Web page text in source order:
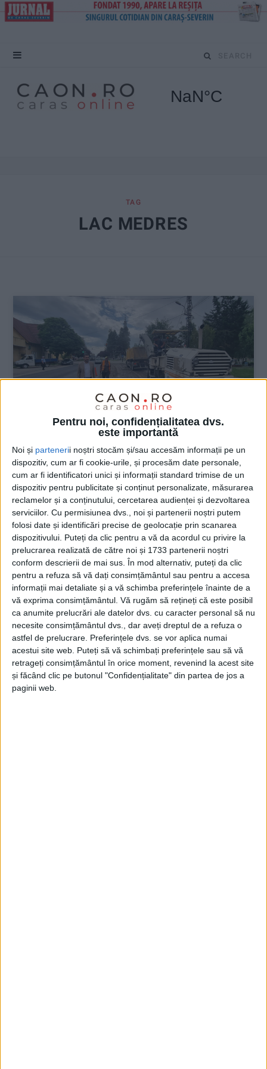
Pentru noi, confidențialitatea dvs.
este importantă
Noi și partenerii noștri stocăm și/sau accesăm informații pe un
dispozitiv, cum ar fi cookie-urile, și procesăm date personale,
cum ar fi identificatori unici și informații standard trimise de un
dispozitiv pentru publicitate și conținut personalizate, măsurarea
reclamelor și a conținutului, cercetarea audienței și dezvoltarea
serviciilor. Cu permisiunea dvs., noi și partenerii noștri putem
folosi date și identificări precise de geolocație prin scanarea
dispozitivului. Puteți da clic pentru a vă da acordul cu privire la
prelucrarea realizată de către noi și 1733 partenerii noștri
conform descrierii de mai sus. În mod alternativ, puteți da clic
pentru a refuza să vă dați consimțământul sau pentru a accesa
informații mai detaliate și a vă schimba preferințele înainte de a
vă exprima consimțământul. Vă rugăm să rețineți că este posibil
ca anumite prelucrări ale datelor dvs. cu caracter personal să nu
necesite consimțământul dvs., dar aveți dreptul de a refuza o
astfel de prelucrare. Preferințele dvs. se vor aplica numai
acestui site web. Puteți să vă schimbați preferințele sau să vă
retrageți consimțământul în orice moment, revenind la acest site
și făcând clic pe butonul "Confidențialitate" din partea de jos a
paginii web.
S
TAG
LAC MEDRES
ŞTIRILE JUDEŢULUI CARAŞ-SEVERIN
Bocșa își modernizează străzile și
cumpără autobuze electrice
25 AUGUST 2022, 05:47 PM 2 MINUTE DE CITIRE
BOCȘA – Orașul a primit banii pentru modernizarea drumurilor
de acces spre două importante zone de agrement, iar licitația
este în toi pentru 4 autobuze electrice. Vizavi de o pistă de
biciclete și de autobaza pentru autobuzele electrice,
autoritatea locală are probleme cu un proiectant cu care a
ajuns și în justiție…